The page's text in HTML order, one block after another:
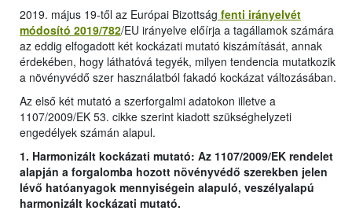
2019. május 19-től az Európai Bizottság fenti irányelvét
módosító 2019/782/EU irányelve előírja a tagállamok számára
az eddig elfogadott két kockázati mutató kiszámítását, annak
érdekében, hogy láthatóvá tegyék, milyen tendencia mutatkozik
a növényvédő szer használatból fakadó kockázat változásában.
Az első két mutató a szerforgalmi adatokon illetve a
1107/2009/EK 53. cikke szerint kiadott szükséghelyzeti
engedélyek számán alapul.
1. Harmonizált kockázati mutató: Az 1107/2009/EK rendelet
alapján a forgalomba hozott növényvédő szerekben jelen
lévő hatóanyagok mennyiségein alapuló, veszélyalapú
harmonizált kockázati mutató.